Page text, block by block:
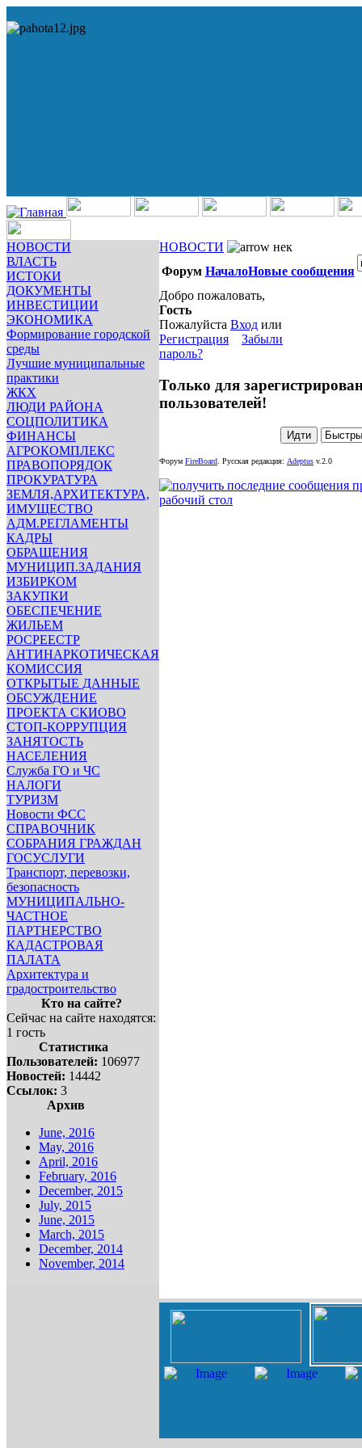
НОВОСТИ
ВЛАСТЬ
ИСТОКИ
ДОКУМЕНТЫ
ИНВЕСТИЦИИ
ЭКОНОМИКА
Формирование городской
среды
Лучшие муниципальные
практики
ЖКХ
ЛЮДИ РАЙОНА
СОЦПОЛИТИКА
ФИНАНСЫ
АГРОКОМПЛЕКС
ПРАВОПОРЯДОК
ПРОКУРАТУРА
ЗЕМЛЯ,АРХИТЕКТУРА,
ИМУЩЕСТВО
АДМ.РЕГЛАМЕНТЫ
КАДРЫ
ОБРАЩЕНИЯ
МУНИЦИП.ЗАДАНИЯ
ИЗБИРКОМ
ЗАКУПКИ
ОБЕСПЕЧЕНИЕ
ЖИЛЬЕМ
РОСРЕЕСТР
АНТИНАРКОТИЧЕСКАЯ
КОМИССИЯ
ОТКРЫТЫЕ ДАННЫЕ
ОБСУЖДЕНИЕ
ПРОЕКТА СКИОВО
СТОП-КОРРУПЦИЯ
ЗАНЯТОСТЬ
НАСЕЛЕНИЯ
Служба ГО и ЧС
НАЛОГИ
ТУРИЗМ
Новости ФСС
СПРАВОЧНИК
СОБРАНИЯ ГРАЖДАН
ГОСУСЛУГИ
Транспорт, перевозки,
безопасность
МУНИЦИПАЛЬНО-
ЧАСТНОЕ
ПАРТНЕРСТВО
КАДАСТРОВАЯ
ПАЛАТА
Архитектура и
градостроительство
Кто на сайте?
Сейчас на сайте находятся:
1 гость
Статистика
Пользователей: 106977
Новостей: 14442
Ссылок: 3
Архив
June, 2016
May, 2016
April, 2016
February, 2016
December, 2015
July, 2015
June, 2015
March, 2015
December, 2014
November, 2014
НОВОСТИ
нек
Форум НачалоНовые сообщения
Добро пожаловать,
Гость
Пожалуйста Вход или
Регистрация
Забыли
пароль?
Только для
пользователей!
Форум FireBoard. Русская редакция: Adeptus v.2.0